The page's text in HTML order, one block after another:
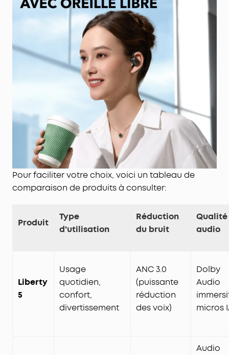
Appels d'une clarté cristalline:4 microphones à
formation de faisceau et un algorithme d'IA de
pointe captent votre voix tout en filtrant le bruit.
Même dans les rues animées, vous êtes entendu
sans effort lors des appels importants.
Pour faciliter votre choix, voici un tableau de
comparaison de produits à consulter:
Produit
Type
d'utilisation
Réduction
du bruit
Qualité
audio
Liberty
5
Usage
quotidien,
confort,
divertissement
ANC 3.0
(puissante
réduction
des voix)
Dolby
Audio
micros
Audio